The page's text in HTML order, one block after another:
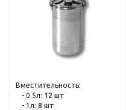
Вместительность:
- 0.5л: 12 шт
- 1л: 8 шт